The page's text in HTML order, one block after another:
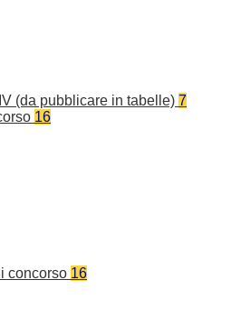
(da pubblicare in tabelle) 7
16
concorso 16